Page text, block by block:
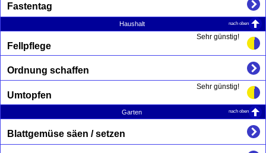
Fastentag
Haushalt nach oben
Sehr günstig!
Fellpflege
Ordnung schaffen
Sehr günstig!
Umtopfen
Garten nach oben
Blattgemüse säen / setzen